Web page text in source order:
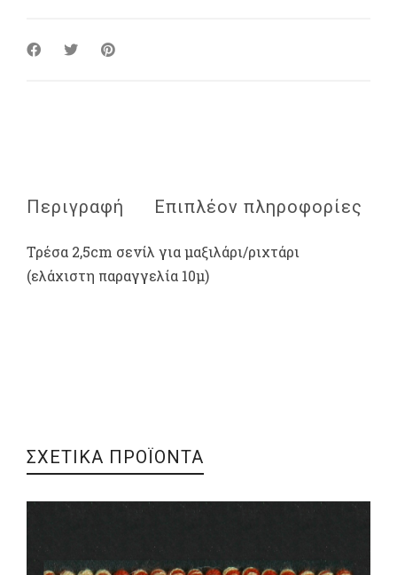
Περιγραφή Επιπλέον πληροφορίες
Τρέσα 2,5cm σενίλ για μαξιλάρι/ριχτάρι
(ελάχιστη παραγγελία 10μ)
ΣΧΕΤΙΚΑ ΠΡΟΪΟΝΤΑ